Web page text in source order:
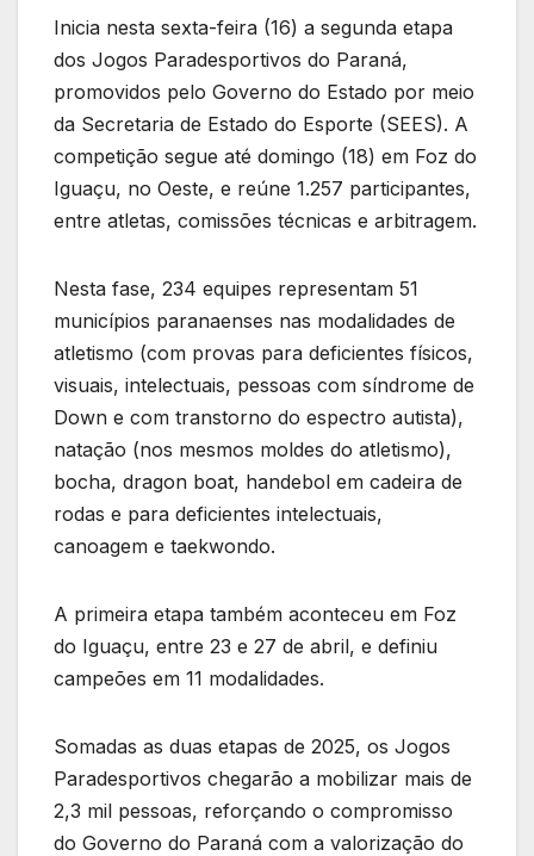
Inicia nesta sexta-feira (16) a segunda etapa
dos Jogos Paradesportivos do Paraná,
promovidos pelo Governo do Estado por meio
da Secretaria de Estado do Esporte (SEES). A
competição segue até domingo (18) em Foz do
Iguaçu, no Oeste, e reúne 1.257 participantes,
entre atletas, comissões técnicas e arbitragem.
Nesta fase, 234 equipes representam 51
municípios paranaenses nas modalidades de
atletismo (com provas para deficientes físicos,
visuais, intelectuais, pessoas com síndrome de
Down e com transtorno do espectro autista),
natação (nos mesmos moldes do atletismo),
bocha, dragon boat, handebol em cadeira de
rodas e para deficientes intelectuais,
canoagem e taekwondo.
A primeira etapa também aconteceu em Foz
do Iguaçu, entre 23 e 27 de abril, e definiu
campeões em 11 modalidades.
Somadas as duas etapas de 2025, os Jogos
Paradesportivos chegarão a mobilizar mais de
2,3 mil pessoas, reforçando o compromisso
do Governo do Paraná com a valorização do